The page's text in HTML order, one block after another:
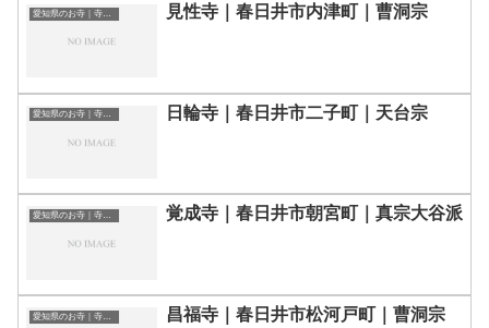
愛知県のお寺｜寺院一覧 見性寺｜春日井市内津町｜曹洞宗
愛知県のお寺｜寺院一覧 日輪寺｜春日井市二子町｜天台宗
愛知県のお寺｜寺院一覧 覚成寺｜春日井市朝宮町｜真宗大谷派
愛知県のお寺｜寺院一覧 昌福寺｜春日井市松河戸町｜曹洞宗